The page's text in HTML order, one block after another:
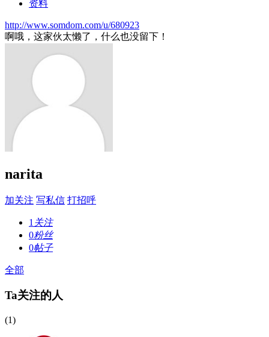
资料
http://www.somdom.com/u/680923
啊哦，这家伙太懒了，什么也没留下！
narita
加关注 写私信 打招呼
1 关注
0粉丝
0帖子
全部
Ta关注的人
(1)